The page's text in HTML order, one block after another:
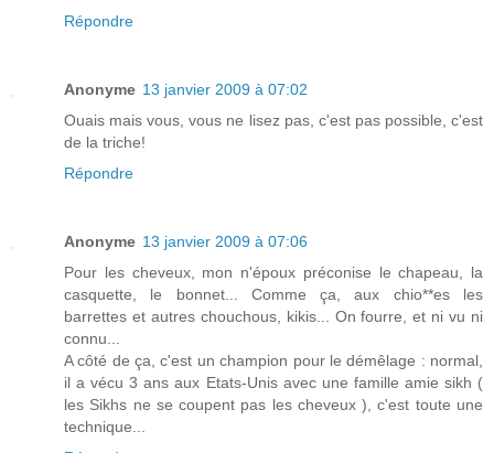
Répondre
Anonyme 13 janvier 2009 à 07:02
Ouais mais vous, vous ne lisez pas, c'est pas possible, c'est
de la triche!
Répondre
Anonyme 13 janvier 2009 à 07:06
Pour les cheveux, mon n'époux préconise le chapeau, la
casquette, le bonnet... Comme ça, aux chio**es les
barrettes et autres chouchous, kikis... On fourre, et ni vu ni
connu...
A côté de ça, c'est un champion pour le démêlage : normal,
il a vécu 3 ans aux Etats-Unis avec une famille amie sikh (
les Sikhs ne se coupent pas les cheveux ), c'est toute une
technique...